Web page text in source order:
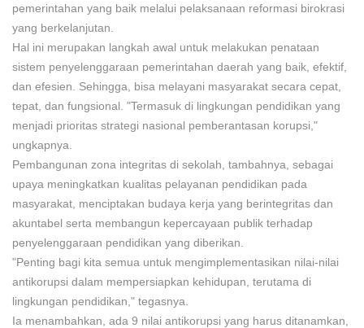
pemerintahan yang baik melalui pelaksanaan reformasi birokrasi
yang berkelanjutan.
Hal ini merupakan langkah awal untuk melakukan penataan
sistem penyelenggaraan pemerintahan daerah yang baik, efektif,
dan efesien. Sehingga, bisa melayani masyarakat secara cepat,
tepat, dan fungsional. "Termasuk di lingkungan pendidikan yang
menjadi prioritas strategi nasional pemberantasan korupsi,"
ungkapnya.
Pembangunan zona integritas di sekolah, tambahnya, sebagai
upaya meningkatkan kualitas pelayanan pendidikan pada
masyarakat, menciptakan budaya kerja yang berintegritas dan
akuntabel serta membangun kepercayaan publik terhadap
penyelenggaraan pendidikan yang diberikan.
"Penting bagi kita semua untuk mengimplementasikan nilai-nilai
antikorupsi dalam mempersiapkan kehidupan, terutama di
lingkungan pendidikan," tegasnya.
Ia menambahkan, ada 9 nilai antikorupsi yang harus ditanamkan,